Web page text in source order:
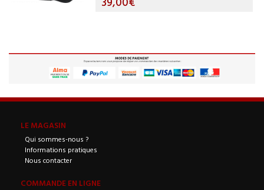
LE MAGASIN
Qui sommes-nous ?
Informations pratiques
Nous contacter
COMMANDE EN LIGNE